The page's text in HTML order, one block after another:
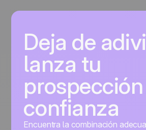
Deja de
lanza tu
confianza
Encuentra la combinación